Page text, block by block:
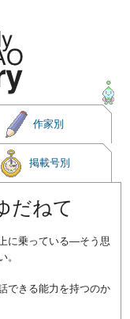
作家別
掲載号別
だねて
に乗っている―そう思
。
できる能力を持つのか